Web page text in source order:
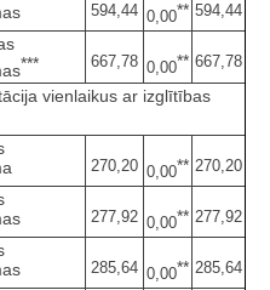
594,44 0,00** 594,44
*** 667,78 0,00** 667,78
vienlaikus ar izglītības
270,20 0,00** 270,20
277,92 0,00** 277,92
285,64 0,00** 285,64